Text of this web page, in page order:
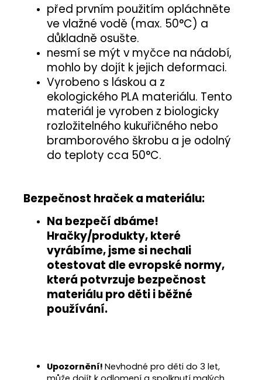
před prvním použitím opláchněte
ve vlažné vodě (max. 50°C) a
důkladně osušte.
nesmí se mýt v myčce na nádobí,
mohlo by dojít k jejich deformaci.
Vyrobeno s láskou a z
ekologického PLA materiálu. Tento
materiál je vyroben z biologicky
rozložitelného kukuřičného nebo
bramborového škrobu a je odolný
do teploty cca 50°C.
Bezpečnost hraček a materiálu:
Na bezpečí dbáme!
Hračky/produkty, které
vyrábíme, jsme si nechali
otestovat dle evropské normy,
která potvrzujebezpečnost
materiálu pro děti i běžné
používání.
Upozornění! Nevhodné pro děti do 3 let,